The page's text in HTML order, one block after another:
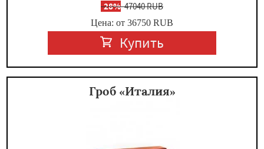
-28%47040 RUB
Цена: от 36750 RUB
Купить
Гроб «Италия»